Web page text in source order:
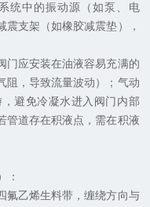
统中的振动源（如泵、电
支架（如橡胶减震垫），
应安装在油液容易充满的
阻，导致流量波动）；气动
避免冷凝水进入阀门内部
管道存在积液点，需在积液
：
乙烯生料带，缠绕方向与